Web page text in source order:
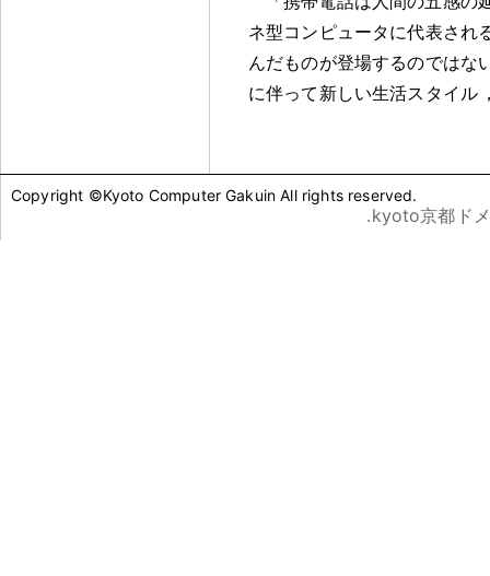
ネ型コンピュータに代表され
んだものが登場するのではな
に伴って新しい生活スタイル
Copyright ©Kyoto Computer Gakuin All rights reserved.
.kyoto京都ド